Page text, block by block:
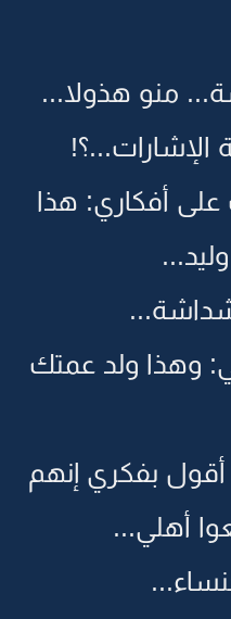
منو هذولا...
الإشارات...؟!
على أفكاري: هذا
وهذا ولد عمتك
أقول بفكري إنهم
أهلي...